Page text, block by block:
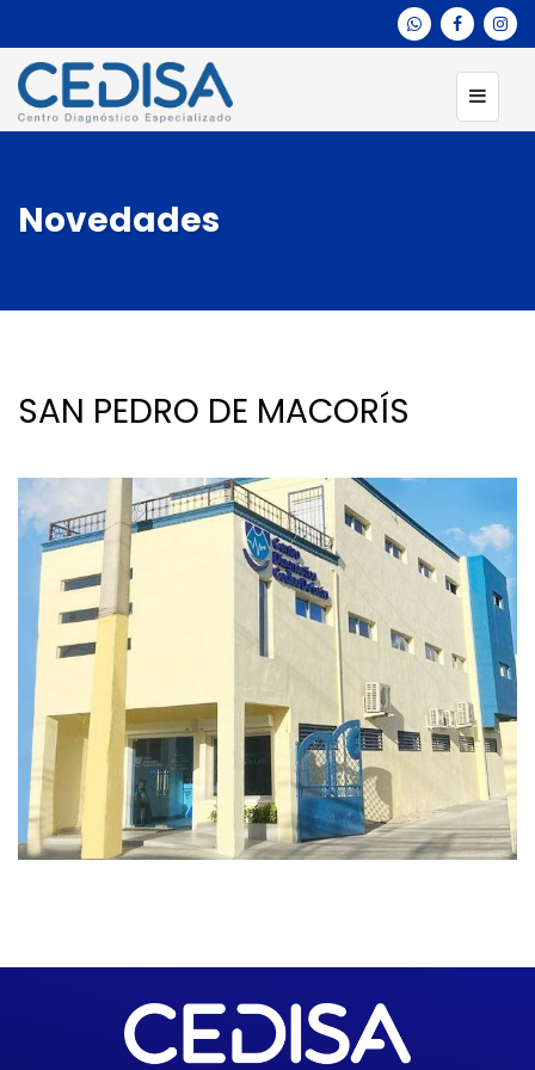
Novedades
SAN PEDRO DE MACORÍS